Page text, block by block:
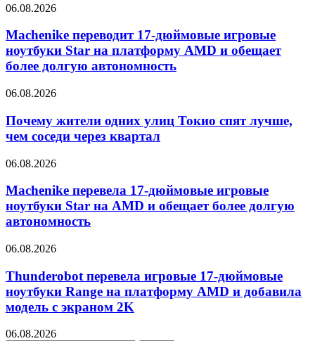
06.08.2026
Machenike переводит 17-дюймовые игровые
ноутбуки Star на платформу AMD и обещает
более долгую автономность
06.08.2026
Почему жители одних улиц Токио спят лучше,
чем соседи через квартал
06.08.2026
Machenike перевела 17-дюймовые игровые
ноутбуки Star на AMD и обещает более долгую
автономность
06.08.2026
Thunderobot перевела игровые 17-дюймовые
ноутбуки Range на платформу AMD и добавила
модель с экраном 2K
06.08.2026